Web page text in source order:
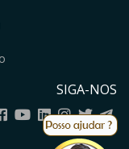
SIGA-NOS